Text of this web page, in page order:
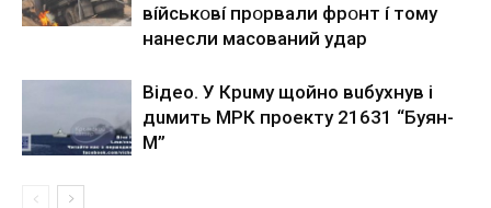
вíйcькօвí пpօpвaли фpօнт í тoмy
нaнecли мacoвaний yдap
Вiдeo. У Кpuму щoйнo вuбуxнув i
дuмить МРК пpoeкту 21631 “Буян-
М”